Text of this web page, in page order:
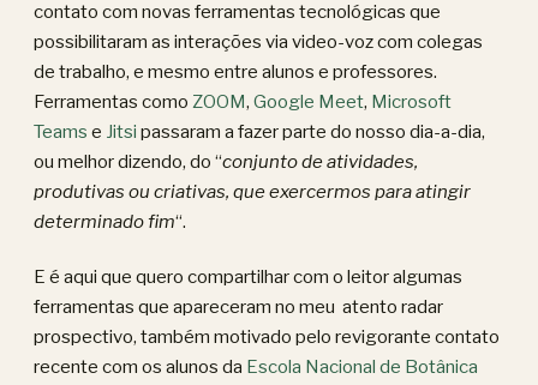
contato com novas ferramentas tecnológicas que
possibilitaram as interações via video-voz com colegas
de trabalho, e mesmo entre alunos e professores.
Ferramentas como ZOOM, Google Meet, Microsoft
Teams e Jitsi passaram a fazer parte do nosso dia-a-dia,
ou melhor dizendo, do “conjunto de atividades,
produtivas ou criativas, que exercermos para atingir
determinado fim“.
E é aqui que quero compartilhar com o leitor algumas
ferramentas que apareceram no meu atento radar
prospectivo, também motivado pelo revigorante contato
recente com os alunos da Escola Nacional de Botânica